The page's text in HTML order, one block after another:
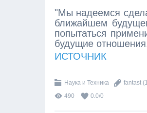
"Мы надеемся
ближайшем
попытаться
будущие
ИСТОЧНИК
Наука и Техника fantast
490
0.0/0